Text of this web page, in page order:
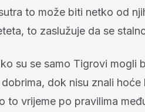
to može biti netko od
to zaslužuje da se
su se samo Tigrovi mogli
dobrima, dok nisu znali
to vrijeme po pravilima